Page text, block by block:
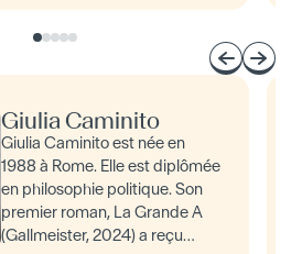
Giulia Caminito
Giulia Caminito est née en
1988 à Rome. Elle est diplômée
en philosophie politique. Son
premier roman, La Grande A
(Gallmeister, 2024) a reçu